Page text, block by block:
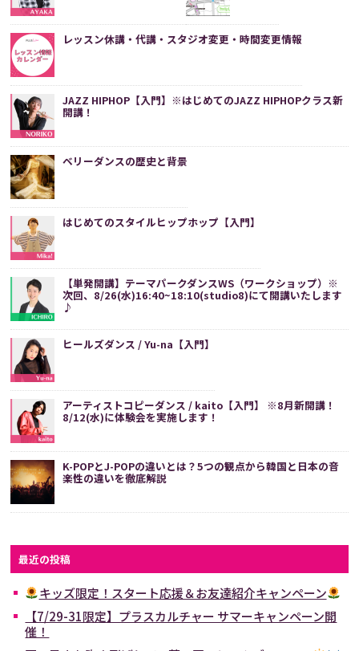
レッスン休講・代講・スタジオ変更・時間変更情報
JAZZ HIPHOP【入門】※はじめてのJAZZ HIPHOPクラス新
開講！
ベリーダンスの歴史と背景
はじめてのスタイルヒップホップ【入門】
【単発開講】テーマパークダンスWS（ワークショップ）※
次回、8/26(水)16:40~18:10(studio8)にて開講いたします
♪
ヒールズダンス / Yu-na【入門】
アーティストコピーダンス / kaito【入門】 ※8月新開講！
8/12(水)に体験会を実施します！
K-POPとJ-POPの違いとは？5つの観点から韓国と日本の音
楽性の違いを徹底解説
最近の投稿
キッズ限定！スタート応援＆お友達紹介キャンペーン
【7/29-31限定】プラスカルチャー サマーキャンペーン開
催！